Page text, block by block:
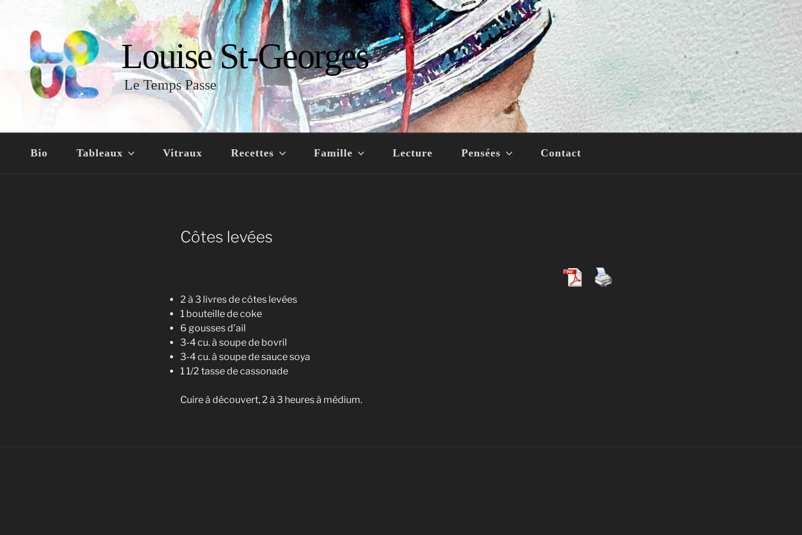
Louise St-Georges
Le Temps Passe
Bio Tableaux Vitraux Recettes Famille Lecture Pensées Contact
Côtes levées
2 à 3 livres de côtes levées
1 bouteille de coke
6 gousses d’ail
3-4 cu. à soupe de bovril
3-4 cu. à soupe de sauce soya
1 1/2 tasse de cassonade
Cuire à découvert, 2 à 3 heures à médium.